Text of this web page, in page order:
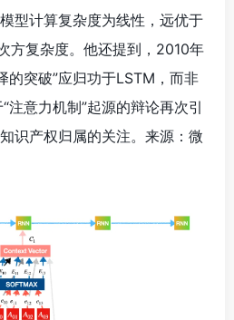
型计算复杂度为线性，远优于
方复杂度。他还提到，2010年
的突破”应归功于LSTM，而非
注意力机制”起源的辩论再次引
识产权归属的关注。来源：微